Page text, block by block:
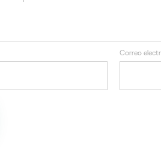
Correo